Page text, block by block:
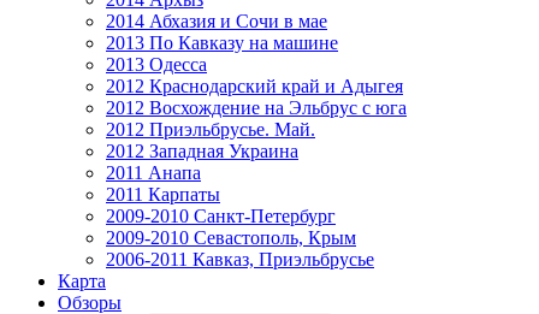
2014 Абхазия и Сочи в мае
2013 По Кавказу на машине
2013 Одесса
2012 Краснодарский край и Адыгея
2012 Восхождение на Эльбрус с юга
2012 Приэльбрусье. Май.
2012 Западная Украина
2011 Анапа
2011 Карпаты
2009-2010 Санкт-Петербург
2009-2010 Севастополь, Крым
2006-2011 Кавказ, Приэльбрусье
Карта
Обзоры